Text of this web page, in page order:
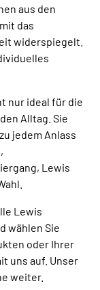
aus den
das
widerspiegelt.
nur ideal für die
Alltag. Sie
jedem Anlass
Lewis
Lewis
wählen Sie
oder Ihrer
uns auf. Unser
weiter.